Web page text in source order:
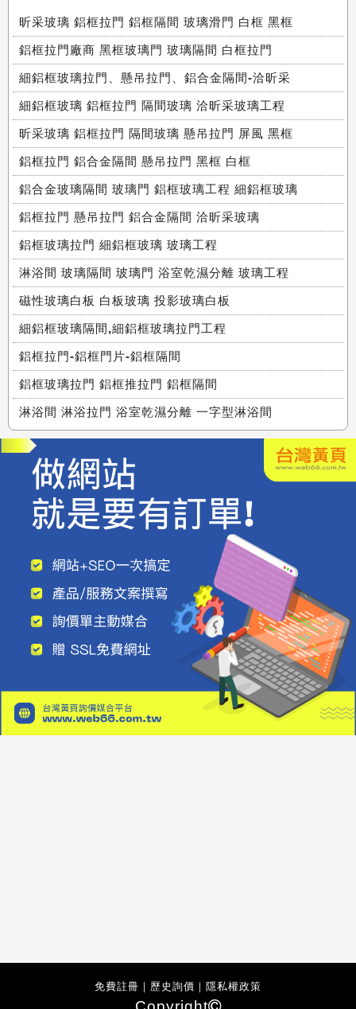
昕采玻璃 鋁框拉門 鋁框隔間 玻璃滑門 白框 黑框
鋁框拉門廠商 黑框玻璃門 玻璃隔間 白框拉門
細鋁框玻璃拉門、懸吊拉門、鋁合金隔間-洽昕采
細鋁框玻璃 鋁框拉門 隔間玻璃 洽昕采玻璃工程
昕采玻璃 鋁框拉門 隔間玻璃 懸吊拉門 屏風 黑框
鋁框拉門 鋁合金隔間 懸吊拉門 黑框 白框
鋁合金玻璃隔間 玻璃門 鋁框玻璃工程 細鋁框玻璃
鋁框拉門 懸吊拉門 鋁合金隔間 洽昕采玻璃
鋁框玻璃拉門 細鋁框玻璃 玻璃工程
淋浴間 玻璃隔間 玻璃門 浴室乾濕分離 玻璃工程
磁性玻璃白板 白板玻璃 投影玻璃白板
細鋁框玻璃隔間,細鋁框玻璃拉門工程
鋁框拉門-鋁框門片-鋁框隔間
鋁框玻璃拉門 鋁框推拉門 鋁框隔間
淋浴間 淋浴拉門 浴室乾濕分離 一字型淋浴間
免費註冊 ｜ 歷史詢價 ｜ 隱私權政策